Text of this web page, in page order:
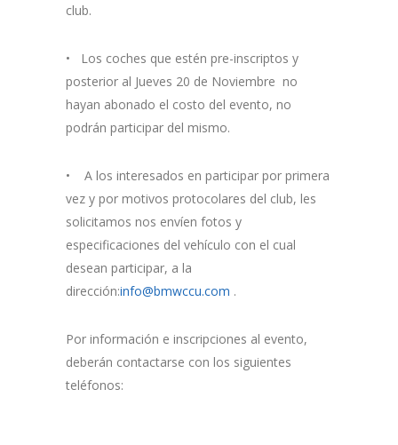
club.
• Los coches que estén pre-inscriptos y
posterior al Jueves 20 de Noviembre no
hayan abonado el costo del evento, no
podrán participar del mismo.
• A los interesados en participar por primera
vez y por motivos protocolares del club, les
solicitamos nos envíen fotos y
especificaciones del vehículo con el cual
desean participar, a la
dirección:info@bmwccu.com .
Por información e inscripciones al evento,
deberán contactarse con los siguientes
teléfonos: